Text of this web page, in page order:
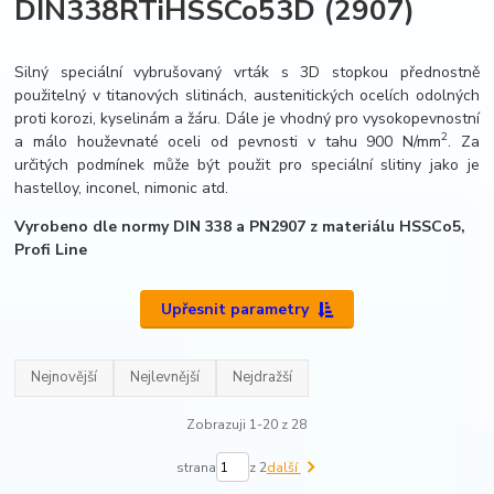
DIN338RTiHSSCo53D (2907)
Silný speciální vybrušovaný vrták s 3D stopkou přednostně
použitelný v titanových slitinách, austenitických ocelích odolných
proti korozi, kyselinám a žáru. Dále je vhodný pro vysokopevnostní
a málo houževnaté oceli od pevnosti v tahu 900 N/mm2. Za
určitých podmínek může být použit pro speciální slitiny jako je
hastelloy, inconel, nimonic atd.
Vyrobeno dle normy DIN 338 a PN2907 z materiálu HSSCo5,
Profi Line
Upřesnit parametry
Nejnovější Nejlevnější Nejdražší
Zobrazuji 1-20 z 28
strana z 2další